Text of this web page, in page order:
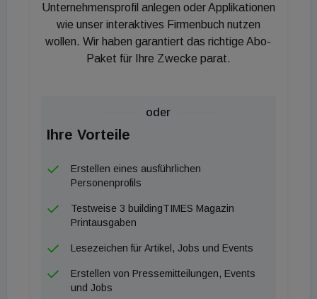
Österreich zum Einsatz kommen, um den
Netzausbau zu beschleunigen.
Christoph Unger, Leiter des Geschäftsbereichs
betont die Chancen dieses Kurses: "Internationale
steckt. Mit diesem Ansatz wollen wir unsere
Energy-Aktivitäten im österreichischen Markt
weiter ausbauen - mit einem klaren Fokus auf
Kundennutzen und technologische Kompetenz.
Unternehmensprofil anlegen oder Applikationen
wie unser interaktives Firmenbuch nutzen
wollen. Wir haben garantiert das richtige Abo-
Paket für Ihre Zwecke parat.
oder
Ihre Vorteile
Erstellen eines ausführlichen
Personenprofils
Testweise 3 buildingTIMES Magazin
Printausgaben
Lesezeichen für Artikel, Jobs und Events
Erstellen von Pressemitteilungen, Events
und Jobs